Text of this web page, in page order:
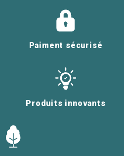
Paiment sécurisé
Produits innovants